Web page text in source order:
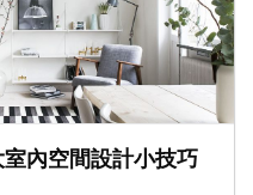
室內空間設計小技巧